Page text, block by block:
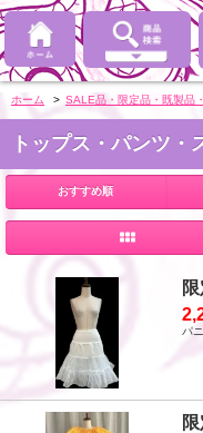
ホーム > SALE品・限定品・既製品
トップス・パンツ・
おすすめ順
パ